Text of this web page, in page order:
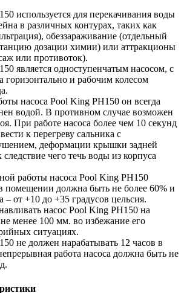
используется для перекачивания воды
в различных контурах, таких как
обеззараживание (отдельный
дозации химии) или аттракционы
или противоток).
является одноступенчатым насосом, с
горизонтально и рабочим колесом
насоса Pool King PH150 он всегда
водой. В противном случае возможен
При работе насоса более чем 10 секунд
к перегреву сальника с
деформации крышки задней
чего течь воды из корпуса
работы насоса Pool King PH150
помещении должна быть не более 60% и
– от +10 до +35 градусов цельсия.
насос Pool King PH150 на
менее 100 мм. во избежание его
ситуациях.
не должен нарабатывать 12 часов в
работа насоса должна быть не